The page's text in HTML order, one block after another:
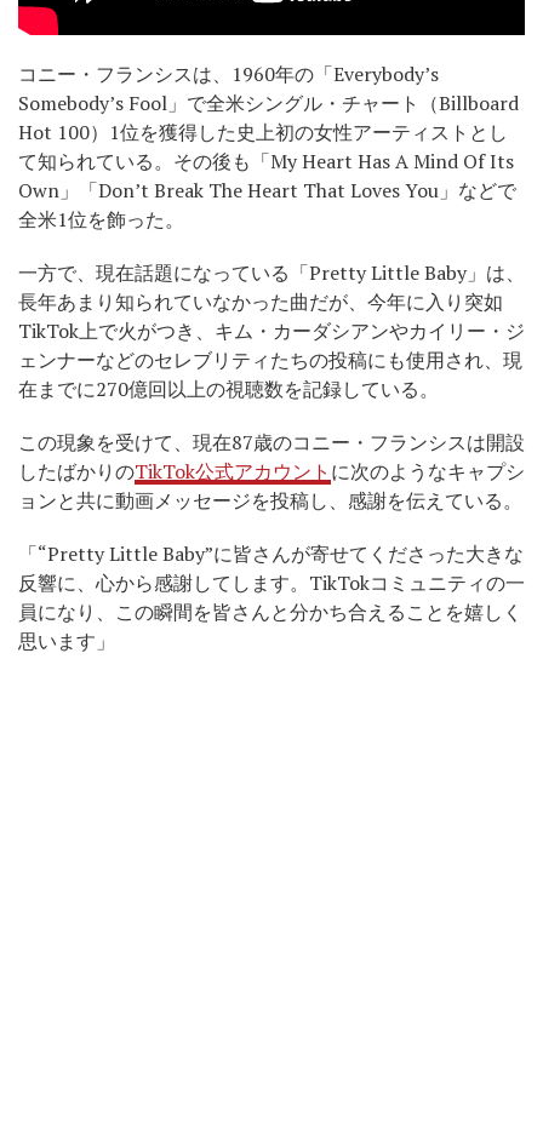
コニー・フランシスは、1960年の「Everybody’s
Somebody’s Fool」で全米シングル・チャート（Billboard
Hot 100）1位を獲得した史上初の女性アーティストとし
て知られている。その後も「My Heart Has A Mind Of Its
Own」「Don’t Break The Heart That Loves You」などで
全米1位を飾った。
一方で、現在話題になっている「Pretty Little Baby」は、
長年あまり知られていなかった曲だが、今年に入り突如
TikTok上で火がつき、キム・カーダシアンやカイリー・ジ
ェンナーなどのセレブリティたちの投稿にも使用され、現
在までに270億回以上の視聴数を記録している。
この現象を受けて、現在87歳のコニー・フランシスは開設
したばかりのTikTok公式アカウント に次のようなキャプシ
ョンと共に動画メッセージを投稿し、感謝を伝えている。
「“Pretty Little Baby”に皆さんが寄せてくださった大きな
反響に、心から感謝してします。TikTokコミュニティの一
員になり、この瞬間を皆さんと分かち合えることを嬉しく
思います」